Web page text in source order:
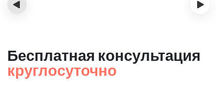
‹ ›
Бесплатная консультация
круглосуточно